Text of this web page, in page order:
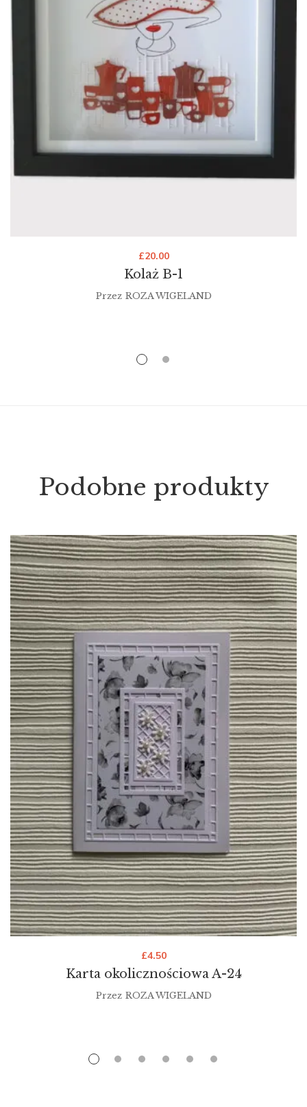
Kolaż B-1
£20.00
Przez ROZA WIGELAND
Podobne produkty
Karta okolicznościowa A-24
£4.50
Przez ROZA WIGELAND